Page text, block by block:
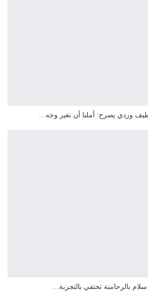
وردي يصرح: أملنا أن نغير وجه…
سلام بالرحامنة تحتفي بالتجربة…